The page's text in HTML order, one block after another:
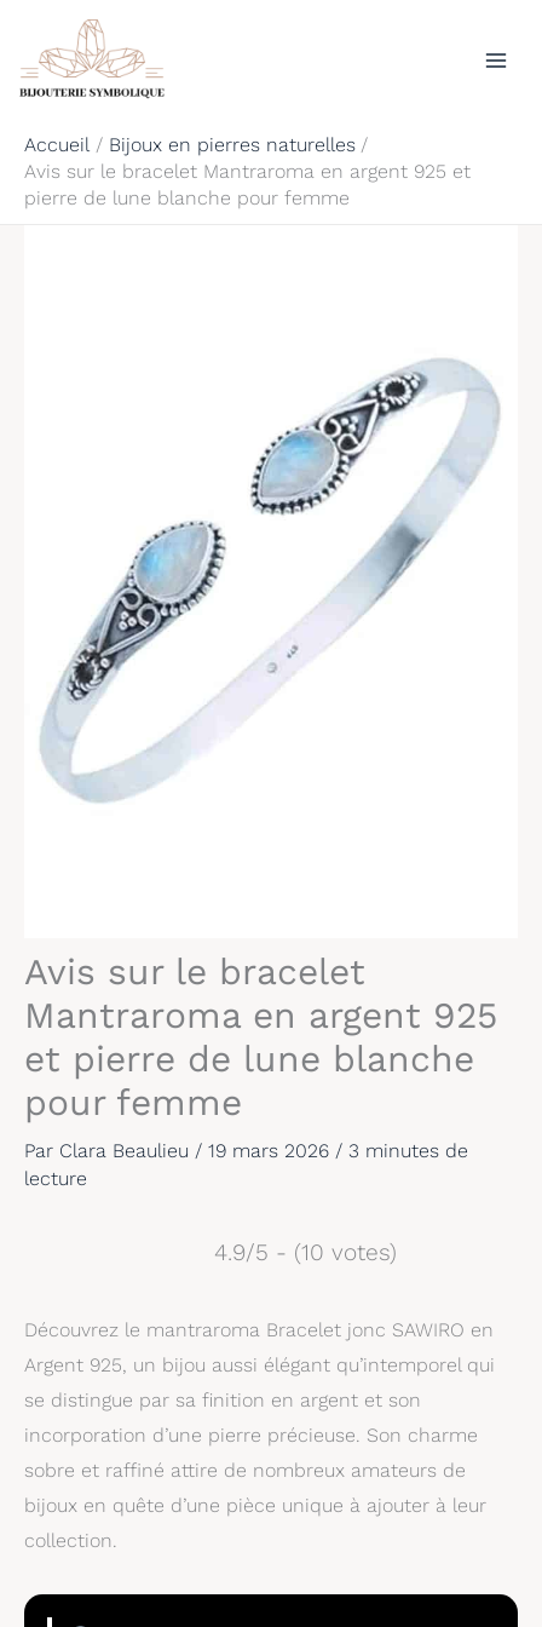
contenu
Accueil
Bijoux en pierres naturelles
Avis sur le bracelet Mantraroma en argent 925 et
pierre de lune blanche pour femme
Avis sur le bracelet
Mantraroma en argent 925
et pierre de lune blanche
pour femme
Par Clara Beaulieu / 19 mars 2026 / 3 minutes de
lecture
4.9/5 - (10 votes)
Découvrez le mantraroma Bracelet jonc SAWIRO en
Argent 925, un bijou aussi élégant qu’intemporel qui
se distingue par sa finition en argent et son
incorporation d’une pierre précieuse. Son charme
sobre et raffiné attire de nombreux amateurs de
bijoux en quête d’une pièce unique à ajouter à leur
collection.
Rechercher